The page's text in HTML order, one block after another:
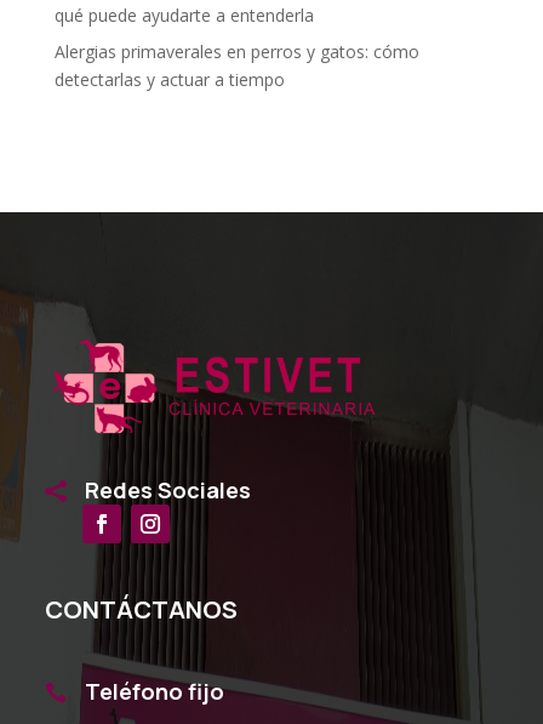
qué puede ayudarte a entenderla
Alergias primaverales en perros y gatos: cómo
detectarlas y actuar a tiempo
 Redes Sociales
CONTÁCTANOS

Teléfono fijo